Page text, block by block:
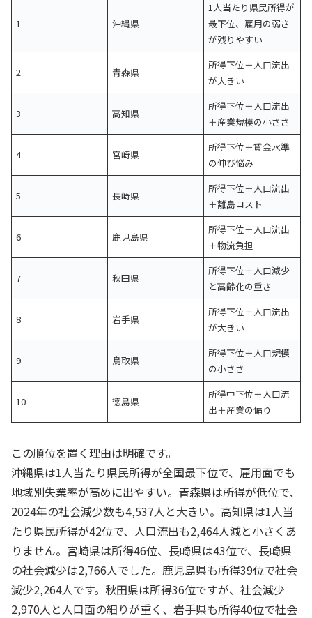
1 沖縄県
1人当たり県民所得が
最下位、雇用の弱さ
が残りやすい
2 青森県
所得下位＋人口流出
が大きい
3 高知県
所得下位＋人口流出
＋産業規模の小ささ
4 宮崎県
所得下位＋賃金水準
の伸び悩み
5 長崎県
所得下位＋人口流出
＋離島コスト
6 鹿児島県
所得下位＋人口流出
＋物流負担
7 秋田県
所得下位＋人口減少
と高齢化の重さ
8 岩手県
所得下位＋人口流出
が大きい
9 鳥取県
所得下位＋人口規模
の小ささ
10 徳島県
所得中下位＋人口流
出＋産業の偏り
この順位を置く理由は明確です。
沖縄県は1人当たり県民所得が全国最下位で、雇用面でも
地域別失業率が高めに出やすい。青森県は所得が低位で、
2024年の社会減少数も4,537人と大きい。高知県は1人当
たり県民所得が42位で、人口流出も2,464人減と小さくあ
りません。宮崎県は所得46位、長崎県は43位で、長崎県
の社会減少は2,766人でした。鹿児島県も所得39位で社会
減少2,264人です。秋田県は所得36位ですが、社会減少
2,970人と人口面の細りが重く、岩手県も所得40位で社会